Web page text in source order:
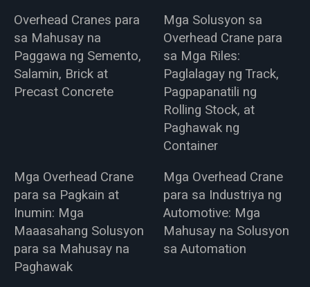
Overhead Cranes para
sa Mahusay na
Paggawa ng Semento,
Salamin, Brick at
Precast Concrete
Mga Solusyon sa
Overhead Crane para
sa Mga Riles:
Paglalagay ng Track,
Pagpapanatili ng
Rolling Stock, at
Paghawak ng
Container
Mga Overhead Crane
para sa Pagkain at
Inumin: Mga
Maaasahang Solusyon
para sa Mahusay na
Paghawak
Mga Overhead Crane
para sa Industriya ng
Automotive: Mga
Mahusay na Solusyon
sa Automation